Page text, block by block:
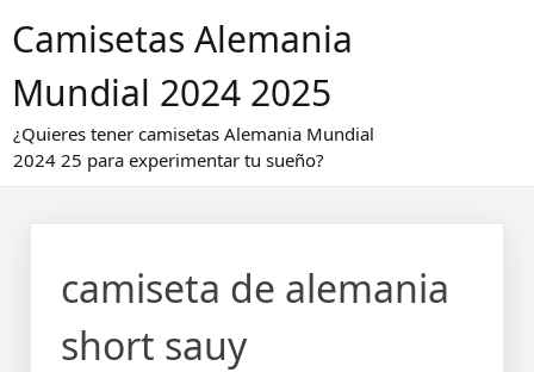
alCamisetas Alemania
Mundial 2024 2025
¿Quieres tener camisetas Alemania Mundial
2024 25 para experimentar tu sueño?
camiseta de alemania
short sauy